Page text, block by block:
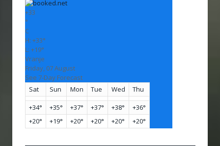
+33
°
C
H: +33°
L: +19°
Vranje
Friday, 07 August
See 7-Day Forecast
Sat
Sun Mon Tue Wed Thu
+34° +35° +37° +37° +38° +36°
+20° +19° +20° +20° +20° +20°